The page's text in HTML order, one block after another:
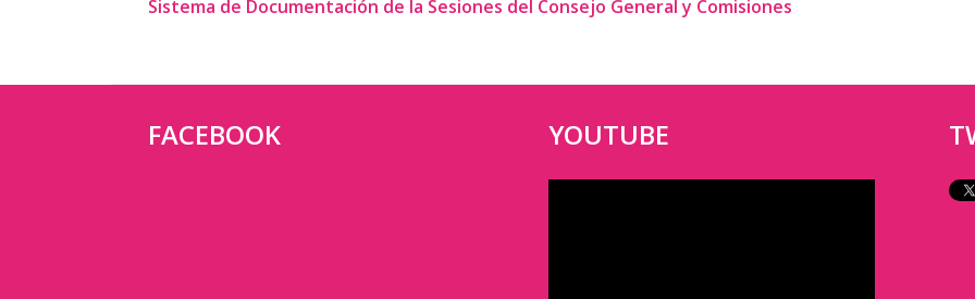
Sistema de Documentación de la Sesiones del Consejo General y Comisiones
FACEBOOK YOUTUBE